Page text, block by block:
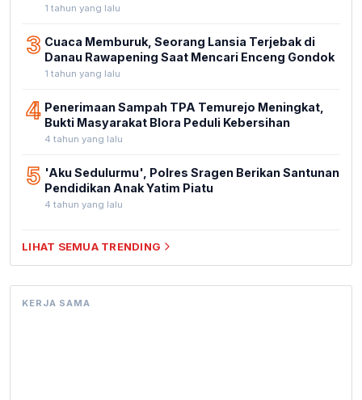
1 tahun yang lalu
3 Cuaca Memburuk, Seorang Lansia Terjebak di
Danau Rawapening Saat Mencari Enceng Gondok
1 tahun yang lalu
4 Penerimaan Sampah TPA Temurejo Meningkat,
Bukti Masyarakat Blora Peduli Kebersihan
4 tahun yang lalu
5 'Aku Sedulurmu', Polres Sragen Berikan Santunan
Pendidikan Anak Yatim Piatu
4 tahun yang lalu
LIHAT SEMUA TRENDING
KERJA SAMA